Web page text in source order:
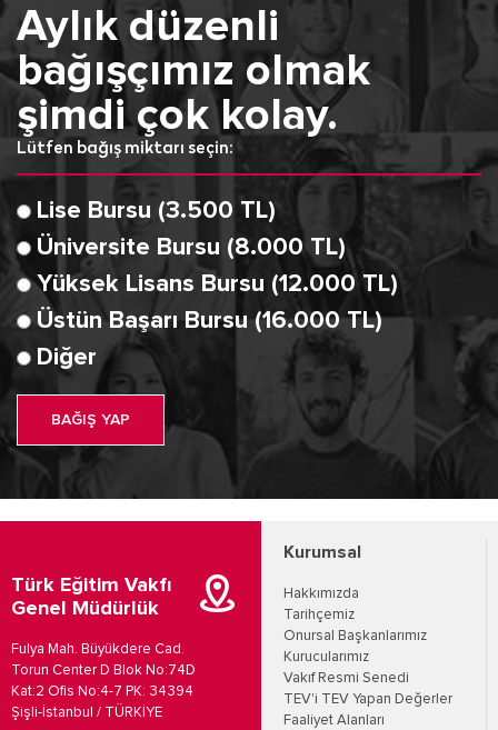
Aylık düzenli
bağışçımız olmak
şimdi çok kolay.
Lütfen bağış miktarı seçin:
Lise Bursu (3.500 TL)
Üniversite Bursu (8.000 TL)
Yüksek Lisans Bursu (12.000 TL)
Üstün Başarı Bursu (16.000 TL)
Diğer
BAĞIŞ YAP
Türk Eğitim Vakfı
Genel Müdürlük
Fulya Mah. Büyükdere Cad.
Torun Center D Blok No:74D
Kat:2 Ofis No:4-7 PK: 34394
Şişli-İstanbul / TÜRKİYE
Kurumsal
Hakkımızda
Tarihçemiz
Onursal Başkanlarımız
Kurucularımız
Vakıf Resmi Senedi
TEV'i TEV Yapan Değerler
Faaliyet Alanları